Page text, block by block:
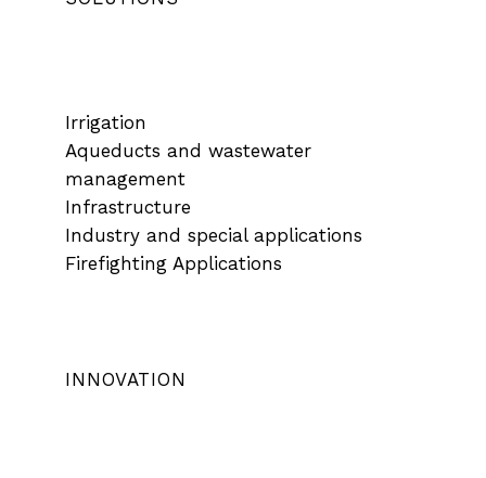
Irrigation
Aqueducts and wastewater
management
Infrastructure
Industry and special applications
Firefighting Applications
INNOVATION